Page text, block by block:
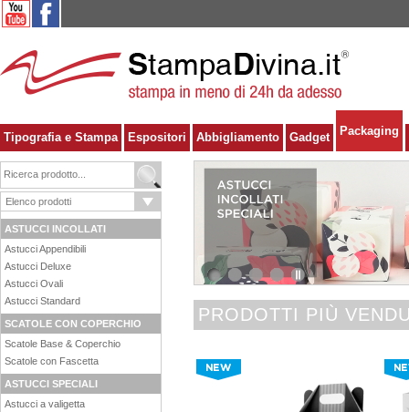
Tipografia e Stampa Espositori Abbigliamento Gadget Packaging
ASTUCCI INCOLLATI
Astucci Appendibili
Astucci Deluxe
Astucci Ovali
Astucci Standard
SCATOLE CON COPERCHIO
Scatole Base & Coperchio
Scatole con Fascetta
ASTUCCI SPECIALI
Astucci a valigetta
PRODOTTI PIÙ